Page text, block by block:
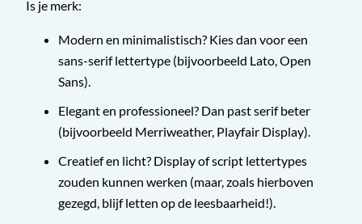
Is je merk:
Modern en minimalistisch? Kies dan voor een
sans-serif lettertype (bijvoorbeeld Lato, Open
Sans).
Elegant en professioneel? Dan past serif beter
(bijvoorbeeld Merriweather, Playfair Display).
Creatief en licht? Display of script lettertypes
zouden kunnen werken (maar, zoals hierboven
gezegd, blijf letten op de leesbaarheid!).